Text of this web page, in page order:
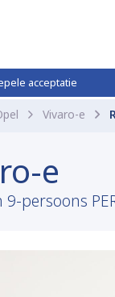
acceptatie
Vivaro-e
e
persoons